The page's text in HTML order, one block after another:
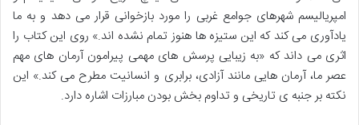
امپریالیسم شهرهای جوامع غربی را مورد بازخوانی قرار می دهد و به ما
یادآوری می کند که این ستیزه ها هنوز تمام نشده اند.» روی این کتاب را
اثری می داند که «به زیبایی پرسش های مهمی پیرامون آرمان های مهم
عصر ما، آرمان هایی مانند آزادی، برابری و انسانیت مطرح می کند.» این
نکته بر جنبه ی تاریخی و تداوم بخش بودن مبارزات اشاره دارد.